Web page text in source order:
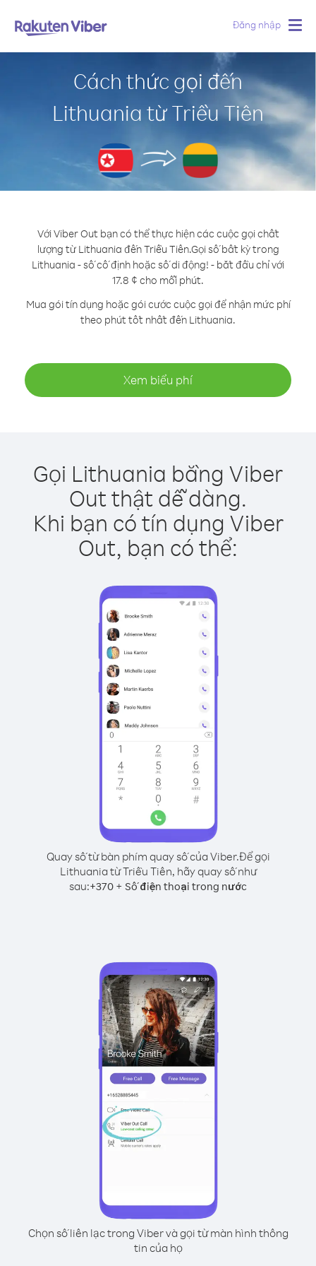
Đăng nhập
Cách thức gọi đến
Lithuania từ Triều Tiên
Với Viber Out bạn có thể thực hiện các cuộc gọi chất
lượng từ Lithuania đến Triều Tiên.Gọi số bất kỳ trong
Lithuania - số cố định hoặc số di động! - bắt đầu chỉ với
17.8 ¢ cho mỗi phút.
Mua gói tín dụng hoặc gói cước cuộc gọi để nhận mức phí
theo phút tốt nhất đến Lithuania.
Xem biểu phí
Gọi Lithuania bằng Viber
Out thật dễ dàng.
Khi bạn có tín dụng Viber
Out, bạn có thể:
Quay số từ bàn phím quay số của Viber.Để gọi
Lithuania từ Triều Tiên, hãy quay số như
sau:+370 + Số điện thoại trong nước
Chọn số liên lạc trong Viber và gọi từ màn hình thông
tin của họ